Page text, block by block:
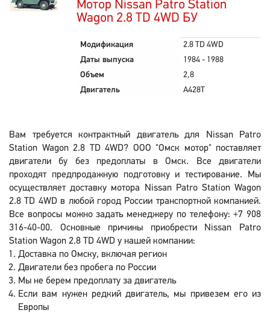
Мотор Nissan Patro Station
Wagon 2.8 TD 4WD БУ
Модификация
2.8 TD 4WD
Даты выпуска
1984 - 1988
Объем
2,8
Двигатель
A428T
Вам требуется контрактный двигатель для Nissan Patro
Station Wagon 2.8 TD 4WD? ООО "Омск мотор" поставляет
двигатели бу без предоплаты в Омск. Все двигатели
проходят предпродажную подготовку и тестирование. Мы
осуществляет доставку мотора Nissan Patro Station Wagon
2.8 TD 4WD в любой город России транспортной компанией.
Все вопросы можно задать менеджеру по телефону: +7 908
316-40-00. Основные причины приобрести Nissan Patro
Station Wagon 2.8 TD 4WD у нашей компании:
Доставка по Омску, включая регион
Двигатели без пробега по России
Мы не берем предоплату за двигатель
Если вам нужен редкий двигатель, мы привезем его из
Европы